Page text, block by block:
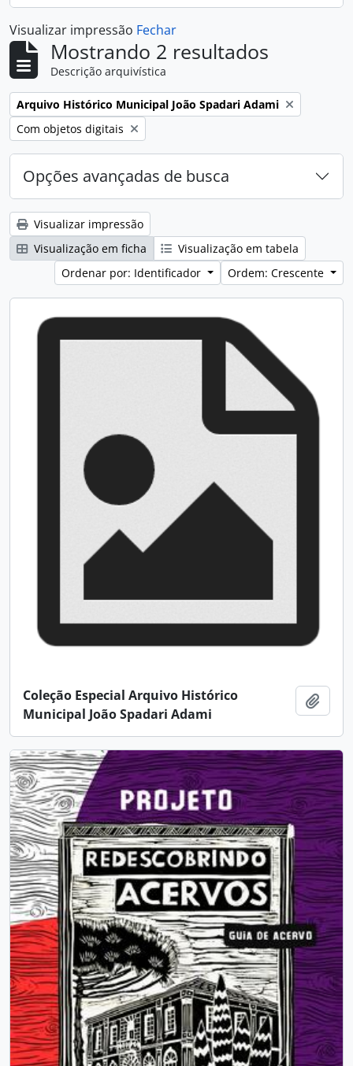
Visualizar impressão Fechar
Mostrando 2 resultados
Descrição arquivística
Remover filtro:
Arquivo Histórico Municipal João Spadari Adami
Remover filtro:
Com objetos digitais
Opções avançadas de busca
Visualizar impressão
Visualização em ficha
Visualização em tabela
Ordenar por: Identificador
Ordem: Crescente
Coleção Especial Arquivo Histórico
Municipal João Spadari Adami